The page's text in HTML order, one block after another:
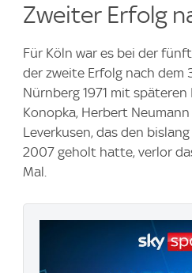
Zweiter Erfolg
Für Köln war es bei der
der zweite Erfolg nach dem
Nürnberg 1971 mit
Konopka, Herbert
Leverkusen, das den
2007 geholt hatte, verlor
Mal.